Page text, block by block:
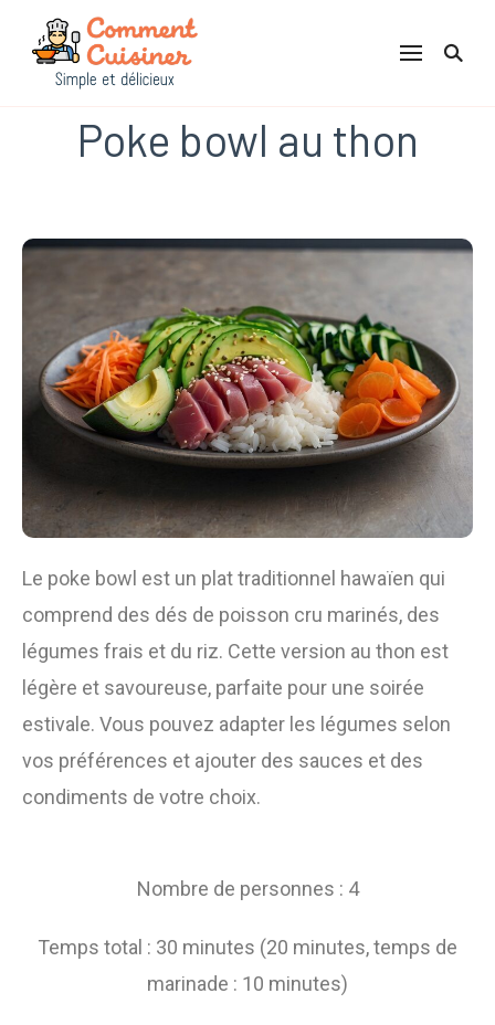
Comment Cuisiner
Poke bowl au thon
Le poke bowl est un plat traditionnel hawaïen qui
comprend des dés de poisson cru marinés, des
légumes frais et du riz. Cette version au thon est
légère et savoureuse, parfaite pour une soirée
estivale. Vous pouvez adapter les légumes selon
vos préférences et ajouter des sauces et des
condiments de votre choix.
Nombre de personnes : 4
Temps total : 30 minutes (20 minutes, temps de
marinade : 10 minutes)